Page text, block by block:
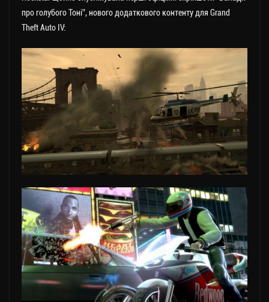
про голубого Тоні”, нового додаткового контенту для Grand
Theft Auto IV: